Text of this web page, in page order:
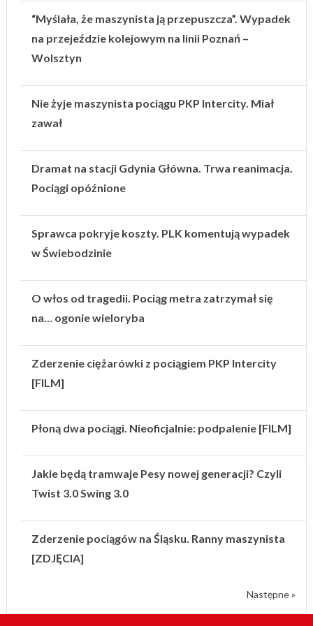
“Myślała, że maszynista ją przepuszcza”. Wypadek
na przejeździe kolejowym na linii Poznań –
Wolsztyn
Nie żyje maszynista pociągu PKP Intercity. Miał
zawał
Dramat na stacji Gdynia Główna. Trwa reanimacja.
Pociągi opóźnione
Sprawca pokryje koszty. PLK komentują wypadek
w Świebodzinie
O włos od tragedii. Pociąg metra zatrzymał się
na… ogonie wieloryba
Zderzenie ciężarówki z pociągiem PKP Intercity
[FILM]
Płoną dwa pociągi. Nieoficjalnie: podpalenie [FILM]
Jakie będą tramwaje Pesy nowej generacji? Czyli
Twist 3.0 Swing 3.0
Zderzenie pociągów na Śląsku. Ranny maszynista
[ZDJĘCIA]
Następne »